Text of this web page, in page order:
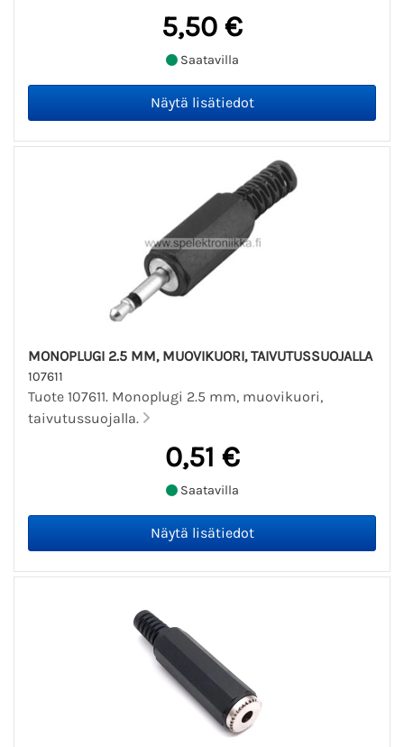
5,50 €
Saatavilla
MONOPLUGI 2.5 MM, MUOVIKUORI, TAIVUTUSSUOJALLA
107611
Tuote 107611. Monoplugi 2.5 mm, muovikuori,
taivutussuojalla.
0,51 €
Saatavilla